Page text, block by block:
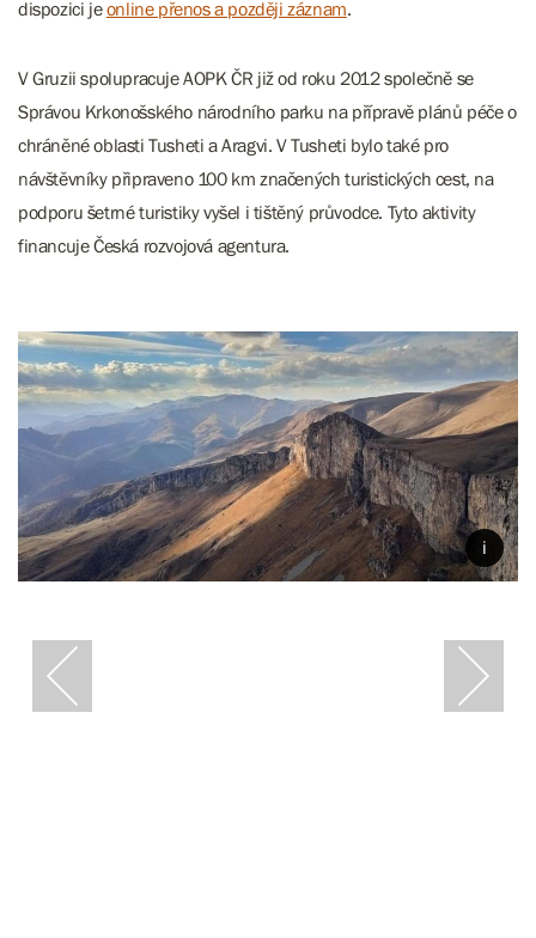
dispozici jeonline přenos a později záznam.
V Gruzii spolupracuje AOPK ČR již od roku 2012 společně se
Správou Krkonošského národního parku na přípravě plánů péče o
chráněné oblasti Tusheti a Aragvi. V Tusheti bylo také pro
návštěvníky připraveno 100 km značených turistických cest, na
podporu šetrné turistiky vyšel i tištěný průvodce. Tyto aktivity
financuje Česká rozvojová agentura.